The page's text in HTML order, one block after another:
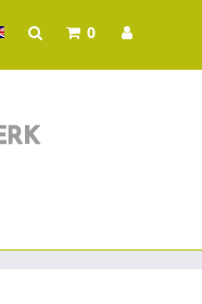
Idee & Werk - your
0